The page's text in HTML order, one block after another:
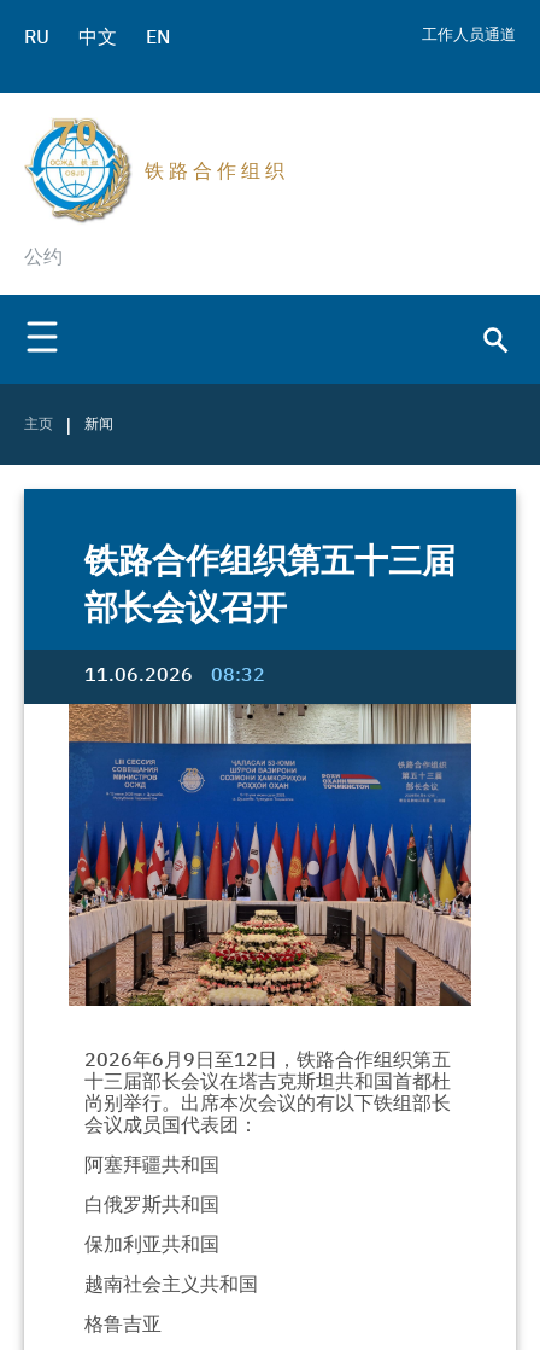
RU 中文 EN 工作人员通道
铁 路 合 作 组 织
公约
主页 | 新闻
铁路合作组织第五十三届
部长会议召开
11.06.2026 08:32
2026年6月9日至12日，铁路合作组织第五
十三届部长会议在塔吉克斯坦共和国首都杜
尚别举行。出席本次会议的有以下铁组部长
会议成员国代表团：
阿塞拜疆共和国
白俄罗斯共和国
保加利亚共和国
越南社会主义共和国
格鲁吉亚